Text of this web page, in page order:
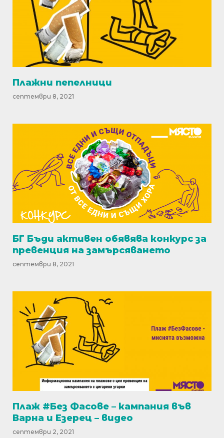
Плажни пепелници
септември 8, 2021
БГ Бъди активен обявява конкурс за
превенция на замърсяването
септември 8, 2021
Плаж #Без Фасове – кампания във
Варна и Езерец – видео
септември 2, 2021